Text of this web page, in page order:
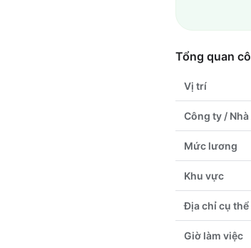
Tổng quan
Vị trí
Công ty /
Mức lương
Khu vực
Địa chỉ cụ thể
Giờ làm việc